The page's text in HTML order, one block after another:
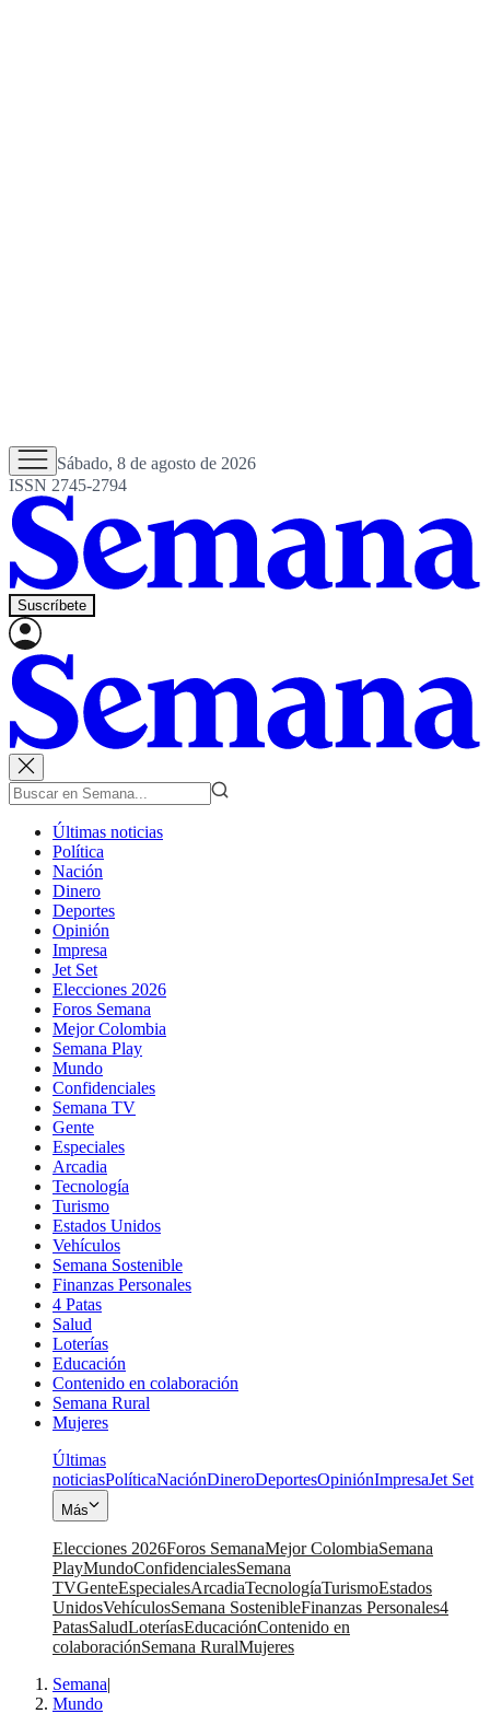
Sábado, 8 de agosto de 2026
ISSN 2745-2794
Suscríbete
Últimas noticias
Política
Nación
Dinero
Deportes
Opinión
Impresa
Jet Set
Elecciones 2026
Foros Semana
Mejor Colombia
Semana Play
Mundo
Confidenciales
Semana TV
Gente
Especiales
Arcadia
Tecnología
Turismo
Estados Unidos
Vehículos
Semana Sostenible
Finanzas Personales
4 Patas
Salud
Loterías
Educación
Contenido en colaboración
Semana Rural
Mujeres
Últimas
noticiasPolíticaNaciónDineroDeportesOpiniónImpresaJet Set
Más
Elecciones 2026Foros SemanaMejor ColombiaSemana
PlayMundoConfidencialesSemana
TVGenteEspecialesArcadiaTecnologíaTurismoEstados
UnidosVehículosSemana SostenibleFinanzas Personales4
PatasSaludLoteríasEducaciónContenido en
colaboraciónSemana RuralMujeres
Semana|
Mundo